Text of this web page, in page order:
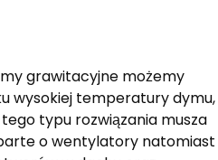
grawitacyjne możemy
wysokiej temperatury dymu,
typu rozwiązania musza
o wentylatory natomiast